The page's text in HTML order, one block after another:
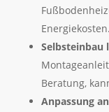
Energiekosten.
Selbsteinbau
Beratung,
Anpassung